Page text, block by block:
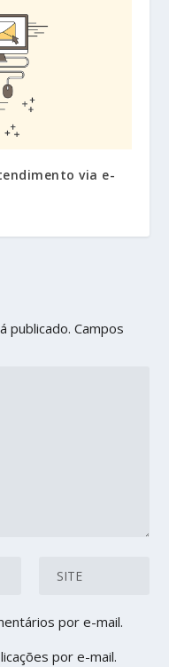
via e-
publicado. Campos
por e-mail.
por e-mail.